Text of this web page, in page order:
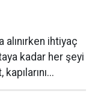
alınırken ihtiyaç
kadar her şeyi